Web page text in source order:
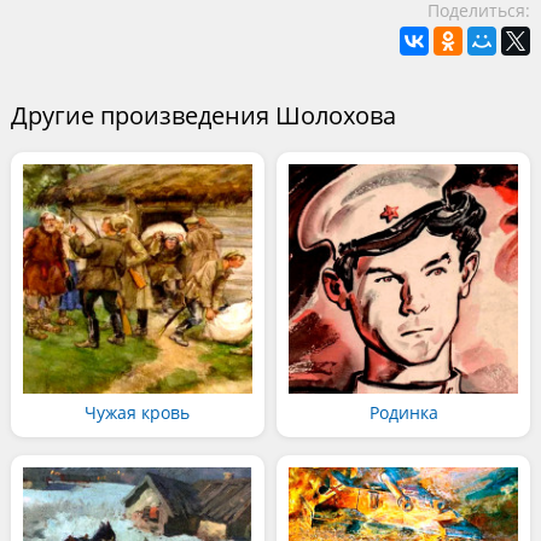
Поделиться:
Другие произведения Шолохова
Чужая кровь Родинка